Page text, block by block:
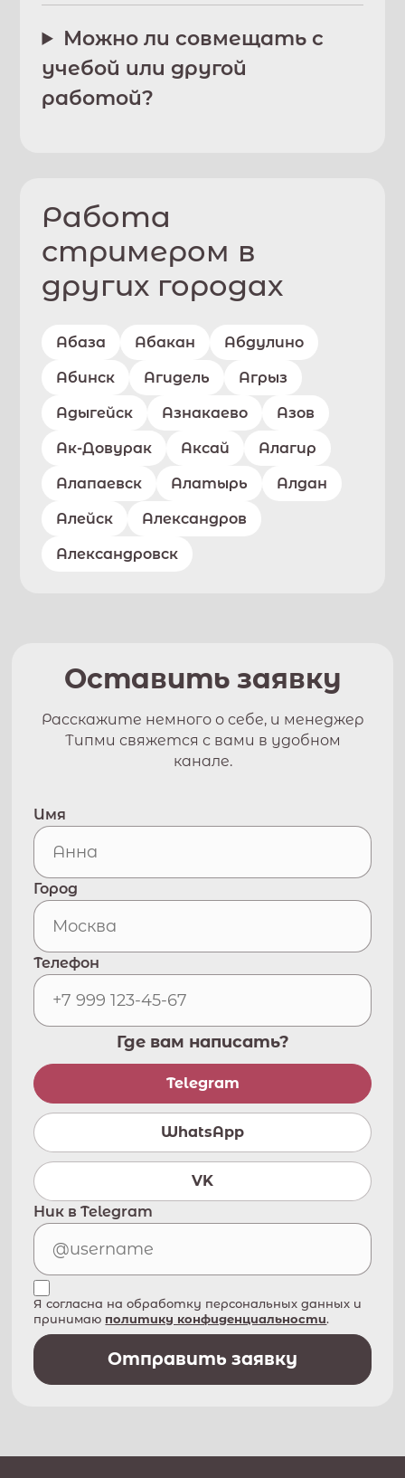
Можно ли совмещать с
учебой или другой
работой?
Работа
стримером в
других городах
Абаза Абакан Абдулино
Абинск Агидель Агрыз
Адыгейск Азнакаево Азов
Ак-Довурак Аксай Алагир
Алапаевск Алатырь Алдан
Алейск Александров
Александровск
Оставить заявку
Расскажите немного о себе, и менеджер
Типми свяжется с вами в удобном
канале.
Имя
Город
Телефон
Где вам написать?
Telegram
WhatsApp
VK
Ник в Telegram
Я согласна на обработку персональных данных и
принимаю политику конфиденциальности.
Отправить заявку